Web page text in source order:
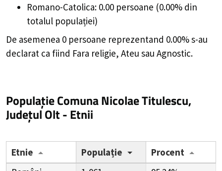
Romano-Catolica: 0.00 persoane (0.00% din
totalul populației)
De asemenea 0 persoane reprezentand 0.00% s-au
declarat ca fiind Fara religie, Ateu sau Agnostic.
Populație Comuna Nicolae Titulescu,
Județul Olt - Etnii
Etnie Populație
Procent